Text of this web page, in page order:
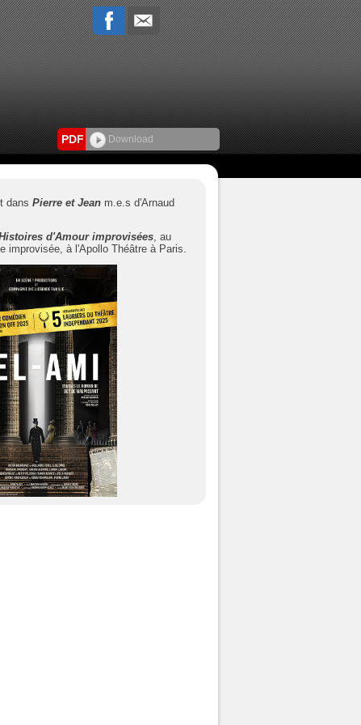
PDF Download
dans Pierre et Jean m.e.s d'Arnaud
d'Amour improvisées, au
improvisée, à l'Apollo Théâtre à Paris.